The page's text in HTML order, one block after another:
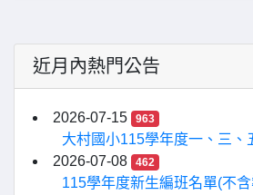
近月內熱門公告
2026-07-15 963
大村國小115學年度一、三、
2026-07-08
462
115學年度新生編班名單(不